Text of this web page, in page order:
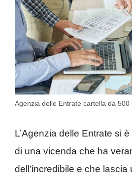
Agenzia delle Entrate cartella da
L’Agenzia delle Entrate si
di una vicenda che ha
dell’incredibile e che lascia